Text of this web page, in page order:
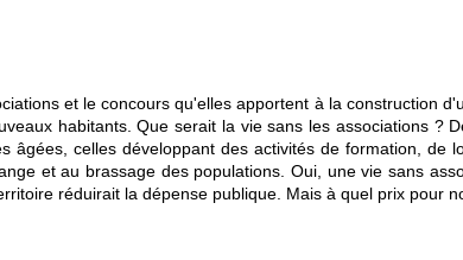
et le concours qu'elles apportent à la construction
habitants. Que serait la vie sans les associations ?
âgées, celles développant des activités de formation, de
et au brassage des populations. Oui, une vie sans
réduirait la dépense publique. Mais à quel prix pour